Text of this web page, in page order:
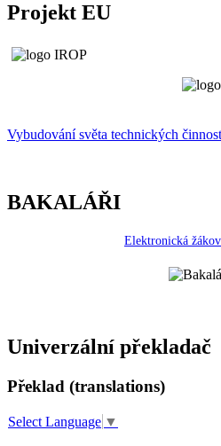
Projekt EU
Vybudování světa technických
BAKALÁŘI
Elektronická
Univerzální překladač
Překlad (translations)
Select Language ▼